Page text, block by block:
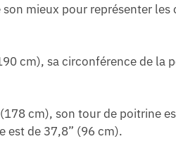
mieux pour représenter les
cm), sa circonférence de la
cm), son tour de poitrine
est de 37,8” (96 cm).